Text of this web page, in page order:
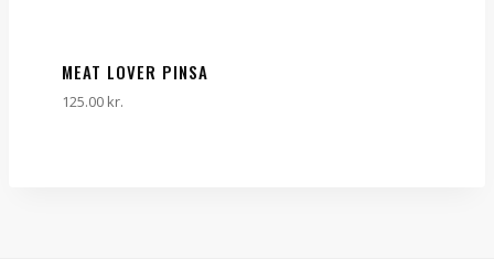
MEAT LOVER PINSA
125.00 kr.